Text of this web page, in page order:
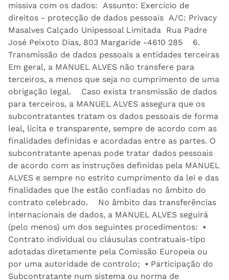
missiva com os dados: Assunto: Exercício de
direitos - protecção de dados pessoais A/C: Privacy
Masalves Calçado Unipessoal Limitada Rua Padre
José Peixoto Dias, 803 Margaride -4610 285 6.
Transmissão de dados pessoais a entidades terceiras
Em geral, a MANUEL ALVES não transfere para
terceiros, a menos que seja no cumprimento de uma
obrigação legal. Caso exista transmissão de dados
para terceiros, a MANUEL ALVES assegura que os
subcontratantes tratam os dados pessoais de forma
leal, lícita e transparente, sempre de acordo com as
finalidades definidas e acordadas entre as partes. O
subcontratante apenas pode tratar dados pessoais
de acordo com as instruções definidas pela MANUEL
ALVES e sempre no estrito cumprimento da lei e das
finalidades que lhe estão confiadas no âmbito do
contrato celebrado. No âmbito das transferências
internacionais de dados, a MANUEL ALVES seguirá
(pelo menos) um dos seguintes procedimentos: ▪
Contrato individual ou cláusulas contratuais-tipo
adotadas diretamente pela Comissão Europeia ou
por uma autoridade de controlo; ▪ Participação do
Subcontratante num sistema ou norma de